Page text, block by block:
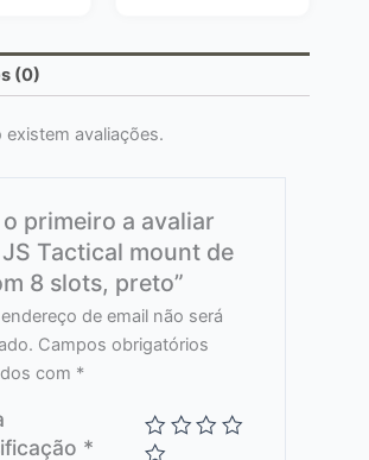
(0)
existem avaliações.
o primeiro a avaliar
JS Tactical mount de
8 slots, preto”
de email não será
Campos obrigatórios
com *
*